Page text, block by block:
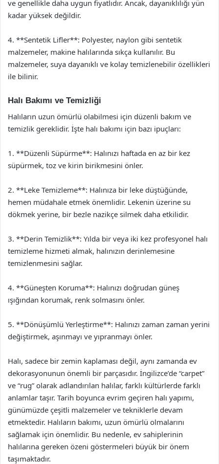
ve genellikle daha uygun fiyatlıdır. Ancak, dayanıklılığı yün
kadar yüksek değildir.
4. **Sentetik Lifler**: Polyester, naylon gibi sentetik
malzemeler, makine halılarında sıkça kullanılır. Bu
malzemeler, suya dayanıklı ve kolay temizlenebilir özellikleri
ile bilinir.
Halı Bakımı ve Temizliği
Halıların uzun ömürlü olabilmesi için düzenli bakım ve
temizlik gereklidir. İşte halı bakımı için bazı ipuçları:
1. **Düzenli Süpürme**: Halınızı haftada en az bir kez
süpürmek, toz ve kirin birikmesini önler.
2. **Leke Temizleme**: Halınıza bir leke düştüğünde,
hemen müdahale etmek önemlidir. Lekenin üzerine su
dökmek yerine, bir bezle nazikçe silmek daha etkilidir.
3. **Derin Temizlik**: Yılda bir veya iki kez profesyonel halı
temizleme hizmeti almak, halınızın derinlemesine
temizlenmesini sağlar.
4. **Güneşten Koruma**: Halınızı doğrudan güneş
ışığından korumak, renk solmasını önler.
5. **Dönüşümlü Yerleştirme**: Halınızı zaman zaman yerini
değiştirmek, aşınmayı ve yıpranmayı önler.
Halı, sadece bir zemin kaplaması değil, aynı zamanda ev
dekorasyonunun önemli bir parçasıdır. İngilizce’de “carpet”
ve “rug” olarak adlandırılan halılar, farklı kültürlerde farklı
anlamlar taşır. Tarih boyunca evrim geçiren halı yapımı,
günümüzde çeşitli malzemeler ve tekniklerle devam
etmektedir. Halıların bakımı, uzun ömürlü olmalarını
sağlamak için önemlidir. Bu nedenle, ev sahiplerinin
halılarına gereken özeni göstermeleri büyük bir önem
taşımaktadır.